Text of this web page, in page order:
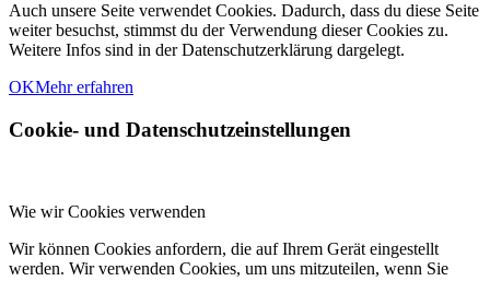
Auch unsere Seite verwendet Cookies. Dadurch, dass du diese Seite
weiter besuchst, stimmst du der Verwendung dieser Cookies zu.
Weitere Infos sind in der Datenschutzerklärung dargelegt.
OKMehr erfahren
Cookie- und Datenschutzeinstellungen
Wie wir Cookies verwenden
Wir können Cookies anfordern, die auf Ihrem Gerät eingestellt
werden. Wir verwenden Cookies, um uns mitzuteilen, wenn Sie